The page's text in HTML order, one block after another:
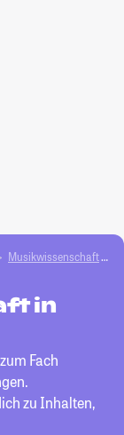
Musikwissenschaft
in
Fach
zu Inhalten,